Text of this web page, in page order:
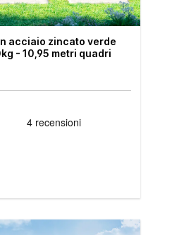
acciaio zincato verde
- 10,95 metri quadri